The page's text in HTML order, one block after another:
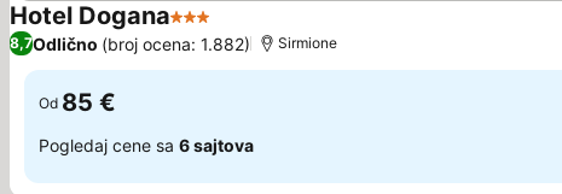
Hotel Dogana3 Zvezdice
8,7Odlično (broj ocena: 1.882) Sirmione
Od 85 €
Pogledaj cene sa 6 sajtova